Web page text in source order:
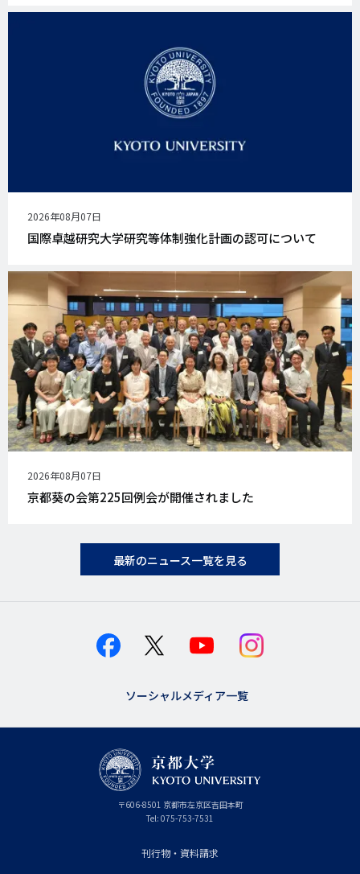
公
開
日
2026年08月07日
国際卓越研究大学研究等体制強化計画の認可について
公
開
日
2026年08月07日
京都葵の会第225回例会が開催されました
最新のニュース一覧を見る
ソーシャルメディア一覧
〒606-8501 京
都
府
京都市左京区吉田本町
Tel: 075-753-7531
刊行物・資料請求